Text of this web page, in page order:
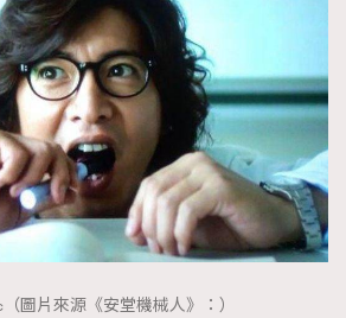
DressLikeAParisienne
FigaroAesthetic
（圖片來源《安堂機械人》：）